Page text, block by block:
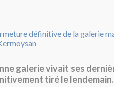
galerie vivait ses
tiré le lendemain.